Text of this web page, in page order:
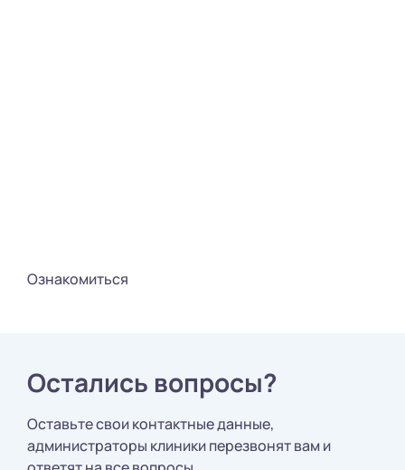
Ознакомиться
Остались вопросы?
Оставьте свои контактные данные,
администраторы клиники перезвонят вам и